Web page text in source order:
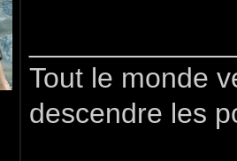
Tout le monde
descendre les